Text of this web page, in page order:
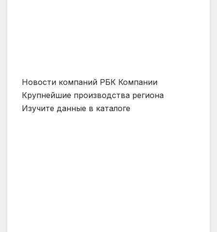
Новости компаний РБК Компании
Крупнейшие производства региона
Изучите данные в каталоге